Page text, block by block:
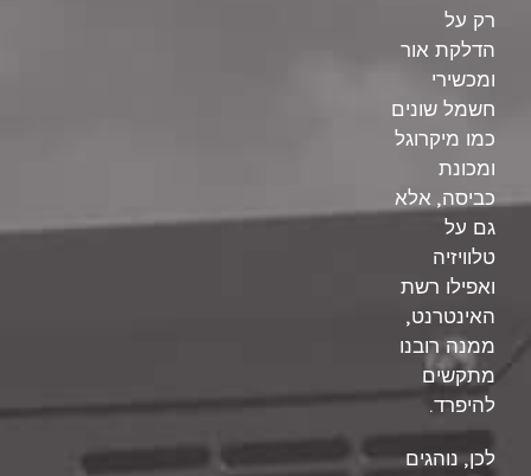
רק על
הדלקת אור
ומכשירי
חשמל שונים
כמו מיקרוגל
ומכונת
כביסה, אלא
גם על
טלוויזיה
ואפילו רשת
האינטרנט,
ממנה רובנו
מתקשים
להיפרד.
לכן,נוהגים